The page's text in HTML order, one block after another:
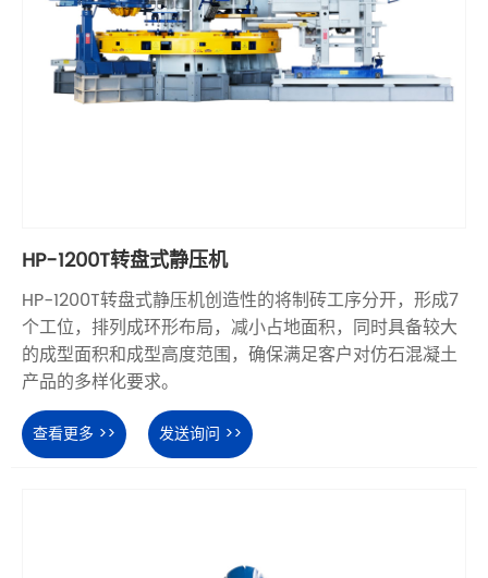
HP-1200T转盘式静压机
HP-1200T转盘式静压机创造性的将制砖工序分开，形成7
个工位，排列成环形布局，减小占地面积，同时具备较大
的成型面积和成型高度范围，确保满足客户对仿石混凝土
产品的多样化要求。
查看更多 >> 发送询问 >>